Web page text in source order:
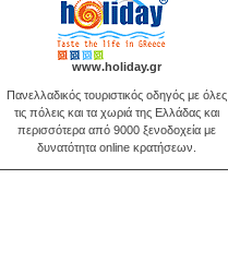
www.holiday.gr
Πανελλαδικός τουριστικός οδηγός με όλες
τις πόλεις και τα χωριά της Ελλάδας και
περισσότερα από 9000 ξενοδοχεία με
δυνατότητα online κρατήσεων.